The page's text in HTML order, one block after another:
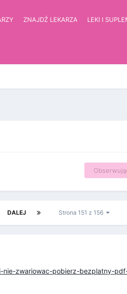
ZNAJDŹ LEKARZA LEKI I
DALEJ Strona 151 z 156
nie-zwariowac-pobierz-bezplatny-